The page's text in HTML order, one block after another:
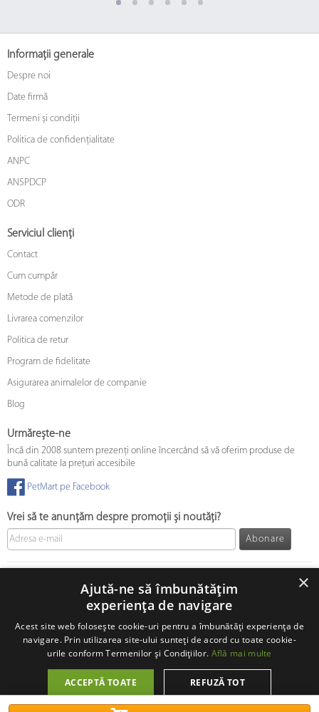
Informații generale
Despre noi
Date firmă
Termeni și condiții
Politica de confidențialitate
ANPC
ANSPDCP
ODR
Serviciul clienți
Contact
Cum cumpăr
Metode de plată
Livrarea comenzilor
Politica de retur
Program de fidelitate
Asigurarea animalelor de companie
Blog
Urmărește-ne
Încă din 2008 suntem prezenți online încercând să vă oferim produse de
bună calitate la prețuri accesibile
PetMart pe Facebook
Vrei să te anunțăm despre promoții și noutăți?
Abonare
×
Ajută-ne să îmbunătățim
experiența de navigare
Acest site web folosește cookie-uri pentru a îmbunătăți experiența de
navigare. Prin utilizarea site-ului sunteți de acord cu toate cookie-
urile conform Termenilor și Condițiilor. Află mai multe
ACCEPTĂ TOATE REFUZĂ TOT